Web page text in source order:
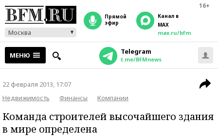
16+
Москва
прямой
эфир
Канал в
MAX
max.ru/bfm
МЕНЮ Telegram
t.me/BFMnews
22 февраля 2013, 17:07
Недвижимость
Финансы Компании
Команда строителей высочайшего здания
в мире определена